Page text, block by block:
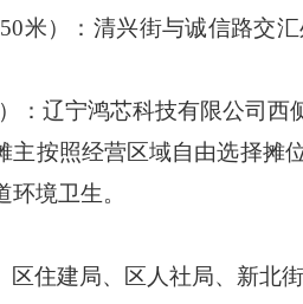
米）：清兴街与诚信路交
：辽宁鸿芯科技有限公司西
主按照经营区域自由选择摊
境卫生。
住建局、区人社局、新北街